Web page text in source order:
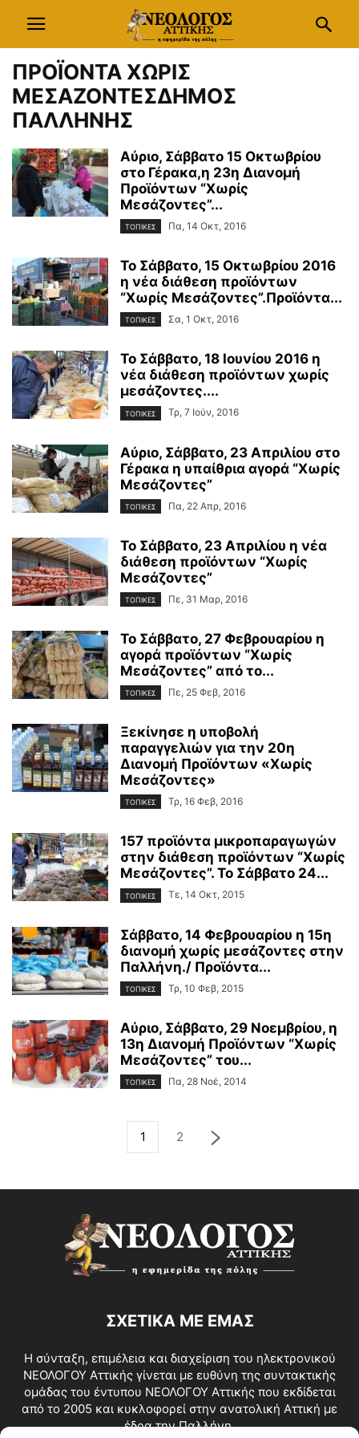
ΠΡΟΪΟΝΤΑ ΧΩΡΙΣ
ΜΕΣΑΖΟΝΤΕΣΔΗΜΟΣ
ΠΑΛΛΗΝΗΣ
Αύριο, Σάββατο 15 Οκτωβρίου
στο Γέρακα,η 23η Διανομή
Προϊόντων “Χωρίς
Μεσάζοντες”...
ΤΟΠΙΚΕΣ Πα, 14 Οκτ, 2016
Το Σάββατο, 15 Οκτωβρίου 2016
η νέα διάθεση προϊόντων
“Χωρίς Μεσάζοντες”.Προϊόντα...
ΤΟΠΙΚΕΣ Σα, 1 Οκτ, 2016
Το Σάββατο, 18 Ιουνίου 2016 η
νέα διάθεση προϊόντων χωρίς
μεσάζοντες....
ΤΟΠΙΚΕΣ Τρ, 7 Ιούν, 2016
Αύριο, Σάββατο, 23 Απριλίου στο
Γέρακα η υπαίθρια αγορά “Χωρίς
Μεσάζοντες”
ΤΟΠΙΚΕΣ Πα, 22 Απρ, 2016
Το Σάββατο, 23 Απριλίου η νέα
διάθεση προϊόντων “Χωρίς
Μεσάζοντες”
ΤΟΠΙΚΕΣ Πε, 31 Μαρ, 2016
Το Σάββατο, 27 Φεβρουαρίου η
αγορά προϊόντων “Χωρίς
Μεσάζοντες” από το...
ΤΟΠΙΚΕΣ Πε, 25 Φεβ, 2016
Ξεκίνησε η υποβολή
παραγγελιών για την 20η
Διανομή Προϊόντων «Χωρίς
Μεσάζοντες»
ΤΟΠΙΚΕΣ Τρ, 16 Φεβ, 2016
157 προϊόντα μικροπαραγωγών
στην διάθεση προϊόντων “Χωρίς
Μεσάζοντες”. Το Σάββατο 24...
ΤΟΠΙΚΕΣ Τε, 14 Οκτ, 2015
Σάββατο, 14 Φεβρουαρίου η 15η
διανομή χωρίς μεσάζοντες στην
Παλλήνη./ Προϊόντα...
ΤΟΠΙΚΕΣ Τρ, 10 Φεβ, 2015
Αύριο, Σάββατο, 29 Νοεμβρίου, η
13η Διανομή Προϊόντων “Χωρίς
Μεσάζοντες” του...
ΤΟΠΙΚΕΣ Πα, 28 Νοέ, 2014
1 2
ΣΧΕΤΙΚΑ ΜΕ ΕΜΑΣ
Η σύνταξη, επιμέλεια και διαχείριση του ηλεκτρονικού
ΝΕΟΛΟΓΟΥ Αττικής γίνεται με ευθύνη της συντακτικής
ομάδας του έντυπου ΝΕΟΛΟΓΟΥ Αττικής που εκδίδεται
από το 2005 και κυκλοφορεί στην ανατολική Αττική με
έδρα την Παλλήνη.